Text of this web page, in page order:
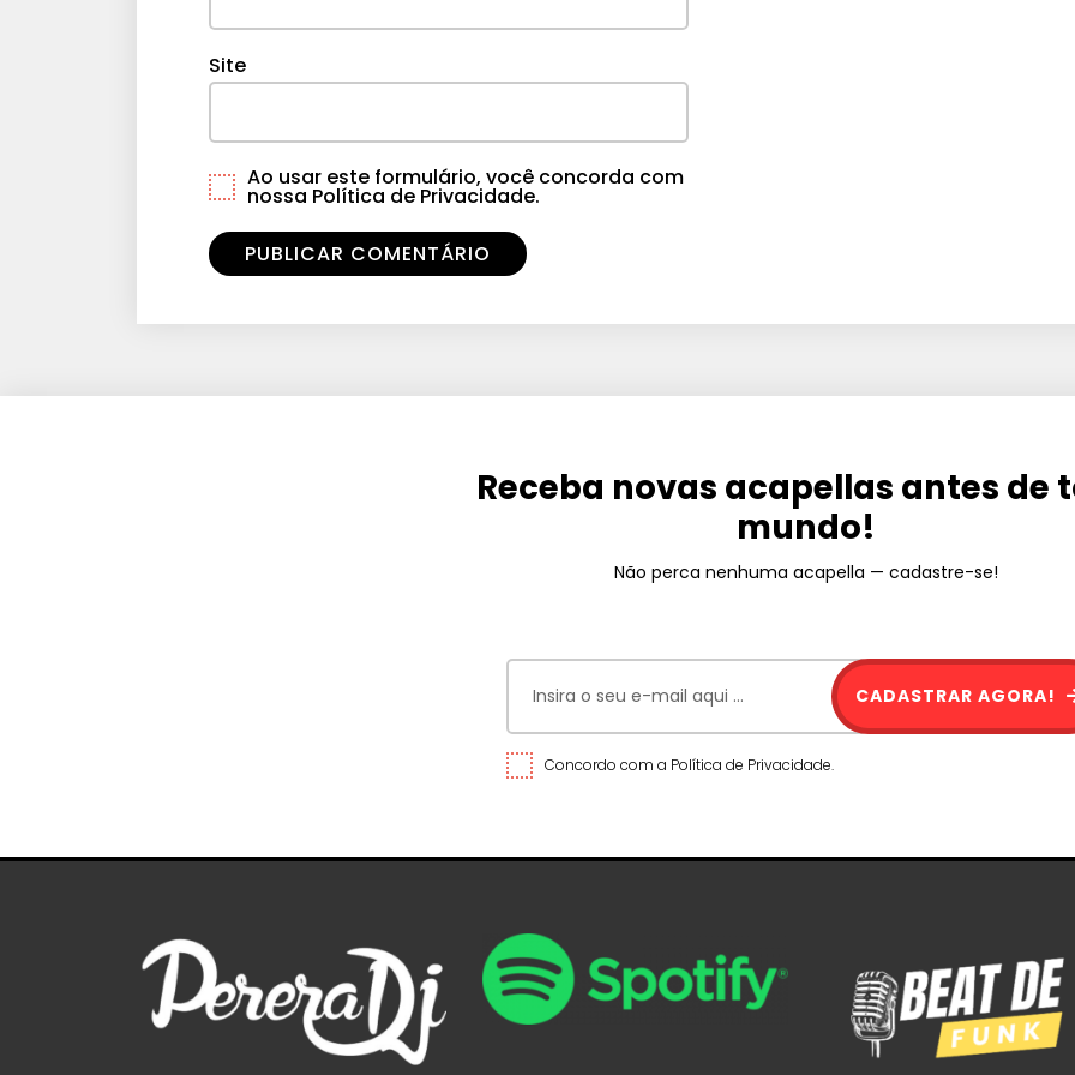
Site
Ao usar este formulário, você concorda com
nossa Política de Privacidade.
Receba novas acapellas antes de
mundo!
Não perca nenhuma acapella — cadastre-se!
Concordo com a Política de Privacidade.
CADASTRAR AGORA!